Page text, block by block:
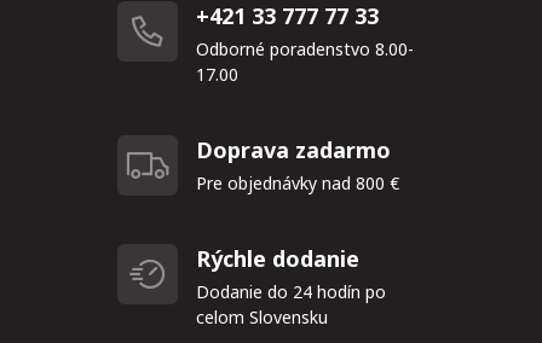
+421 33 777 77 33
Odborné poradenstvo 8.00-
17.00
Doprava zadarmo
Pre objednávky nad 800 €
Rýchle dodanie
Dodanie do 24 hodín po
celom Slovensku